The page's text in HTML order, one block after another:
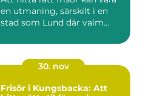
en utmaning, särskilt i en
stad som Lund där valm...
30. nov
Frisör i Kungsbacka: Att